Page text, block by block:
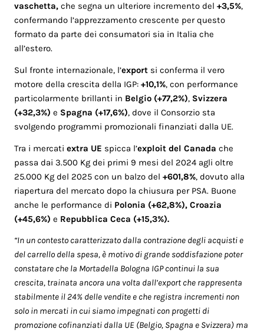
vaschetta, che segna un ulteriore incremento del +3,5%,
confermando l’apprezzamento crescente per questo
formato da parte dei consumatori sia in Italia che
all’estero.
Sul fronte internazionale, l’export si conferma il vero
motore della crescita della IGP: +10,1%, con performance
particolarmente brillanti in Belgio (+77,2%), Svizzera
(+32,3%)e Spagna (+17,6%), dove il Consorzio sta
svolgendo programmi promozionali finanziati dalla UE.
Tra i mercati extra UE spicca l’exploit del Canada che
passa dai 3.500 Kg dei primi 9 mesi del 2024 agli oltre
25.000 Kg del 2025 con un balzo del +601,8%, dovuto alla
riapertura del mercato dopo la chiusura per PSA. Buone
anche le performance di Polonia (+62,8%), Croazia
(+45,6%)e Repubblica Ceca (+15,3%).
“In un contesto caratterizzato dalla contrazione degli acquisti e
del carrello della spesa, è motivo di grande soddisfazione poter
constatare che la Mortadella Bologna IGP continui la sua
crescita, trainata ancora una volta dall’export che rappresenta
stabilmente il 24% delle vendite e che registra incrementi non
solo in mercati in cui siamo impegnati con progetti di
promozione cofinanziati dalla UE (Belgio, Spagna e Svizzera) ma